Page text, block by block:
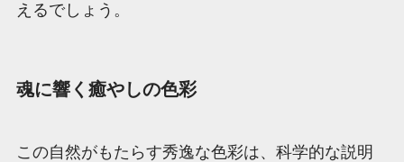
えるでしょう。
魂に響く癒やしの色彩
この自然がもたらす秀逸な色彩は、科学的な説明